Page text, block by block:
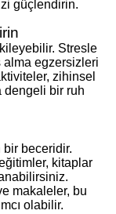
güçlendirin.
Stresle
alma egzersizleri
zihinsel
dengeli bir ruh
beceridir.
kitaplar
makaleler, bu
olabilir.